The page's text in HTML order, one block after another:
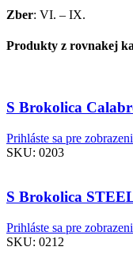
Zber: VI. – IX.
Produkty z rovnakej
S Brokolica
Prihláste sa pre
SKU: 0203
S Brokolica
Prihláste sa pre
SKU: 0212